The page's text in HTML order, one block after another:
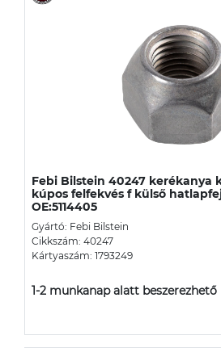
Febi Bilstein 40247 kerékanya
kúpos felfekvés f külső
OE:5114405
Gyártó: Febi Bilstein
Cikkszám: 40247
Kártyaszám: 1793249
1-2 munkanap alatt beszerezhető